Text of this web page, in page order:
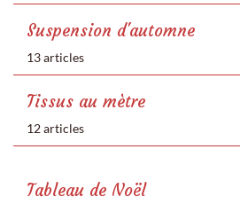
Suspension d'automne
13 articles
Tissus au mètre
12 articles
Tableau de Noël